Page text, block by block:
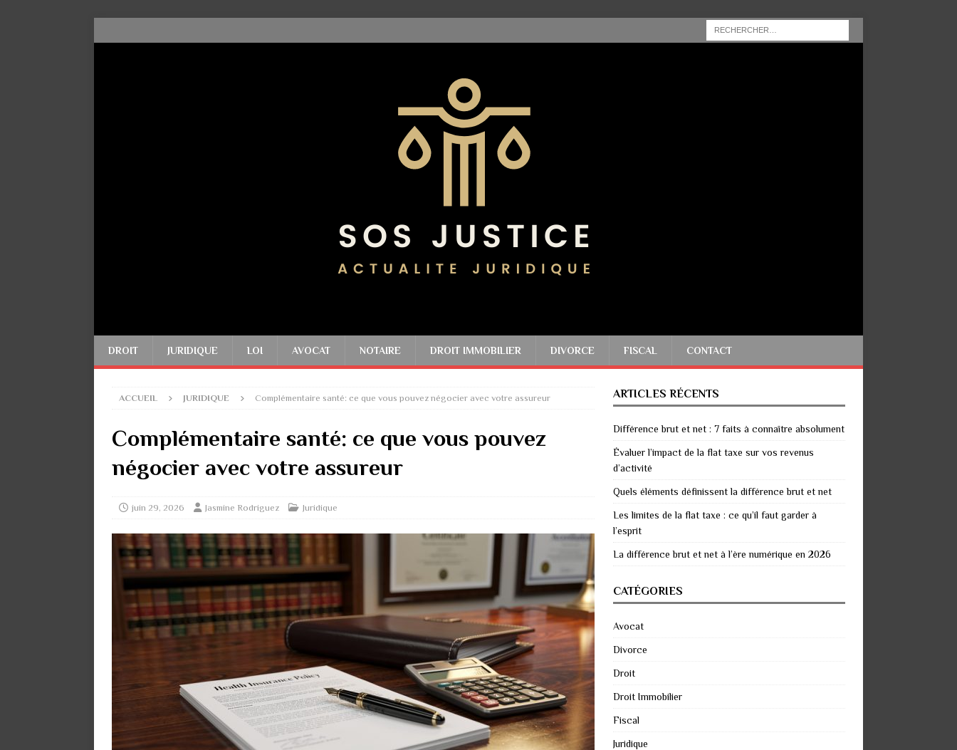
DROIT JURIDIQUE LOI AVOCAT NOTAIRE DROIT IMMOBILIER DIVORCE FISCAL CONTACT
ACCUEIL JURIDIQUE Complémentaire santé: ce que vous pouvez négocier avec votre assureur
Complémentaire santé: ce que vous pouvez
négocier avec votre assureur
juin 29, 2026 Jasmine Rodriguez Juridique
ARTICLES RÉCENTS
Différence brut et net : 7 faits à connaître absolument
Évaluer l’impact de la flat taxe sur vos revenus
d’activité
Quels éléments définissent la différence brut et net
Les limites de la flat taxe : ce qu’il faut garder à
l’esprit
La différence brut et net à l’ère numérique en 2026
CATÉGORIES
Avocat
Divorce
Droit
Droit Immobilier
Fiscal
Juridique